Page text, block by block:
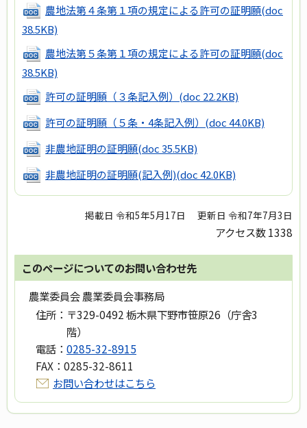
農地法第４条第１項の規定による許可の証明願(doc
38.5KB)
農地法第５条第１項の規定による許可の証明願(doc
38.5KB)
許可の証明願（３条記入例） (doc 22.2KB)
許可の証明願（５条・4条記入例） (doc 44.0KB)
非農地証明の証明願(doc 35.5KB)
非農地証明の証明願(記入例)(doc 42.0KB)
掲載日 令和5年5月17日 更新日 令和7年7月3日
アクセス数1338
このページについてのお問い合わせ先
農業委員会 農業委員会事務局
住所： 〒329-0492 栃木県下野市笹原26（庁舎3
階）
電話： 0285-32-8915
FAX： 0285-32-8611
お問い合わせはこちら